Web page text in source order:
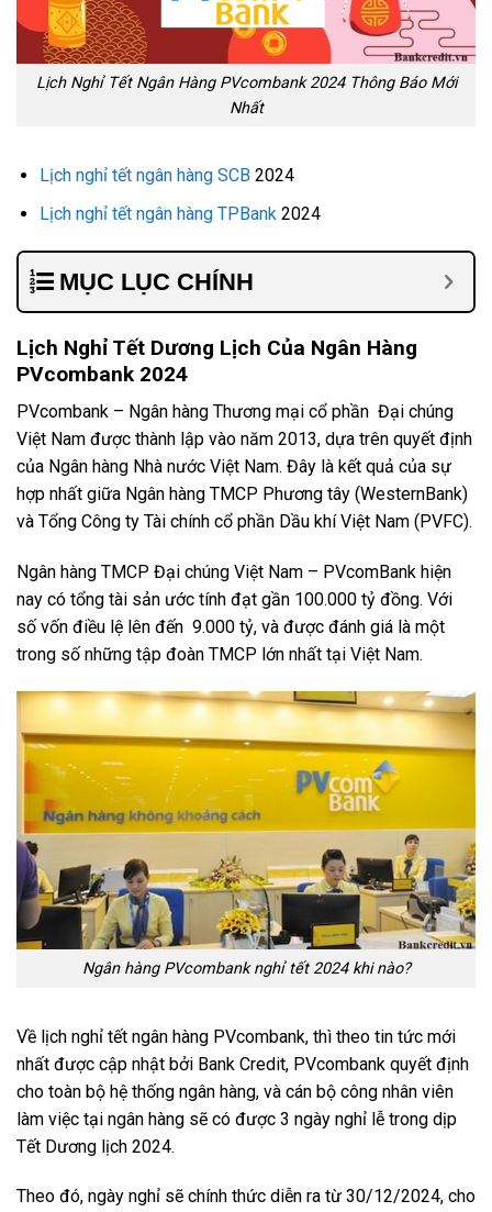
Lịch Nghỉ Tết Ngân Hàng PVcombank 2024 Thông Báo Mới
Nhất
Lịch nghỉ tết ngân hàng SCB 2024
Lịch nghỉ tết ngân hàng TPBank2024
MỤC LỤC CHÍNH
Lịch Nghỉ Tết Dương Lịch Của Ngân Hàng
PVcombank 2024
PVcombank – Ngân hàng Thương mại cổ phần Đại chúng
Việt Nam được thành lập vào năm 2013, dựa trên quyết định
của Ngân hàng Nhà nước Việt Nam. Đây là kết quả của sự
hợp nhất giữa Ngân hàng TMCP Phương tây (WesternBank)
và Tổng Công ty Tài chính cổ phần Dầu khí Việt Nam (PVFC).
Ngân hàng TMCP Đại chúng Việt Nam – PVcomBank hiện
nay có tổng tài sản ước tính đạt gần 100.000 tỷ đồng. Với
số vốn điều lệ lên đến 9.000 tỷ, và được đánh giá là một
trong số những tập đoàn TMCP lớn nhất tại Việt Nam.
Ngân hàng PVcombank nghỉ tết 2024 khi nào?
Về lịch nghỉ tết ngân hàng PVcombank, thì theo tin tức mới
nhất được cập nhật bởi Bank Credit, PVcombank quyết định
cho toàn bộ hệ thống ngân hàng, và cán bộ công nhân viên
làm việc tại ngân hàng sẽ có được 3 ngày nghỉ lễ trong dịp
Tết Dương lịch 2024.
Theo đó, ngày nghỉ sẽ chính thức diễn ra từ 30/12/2024, cho